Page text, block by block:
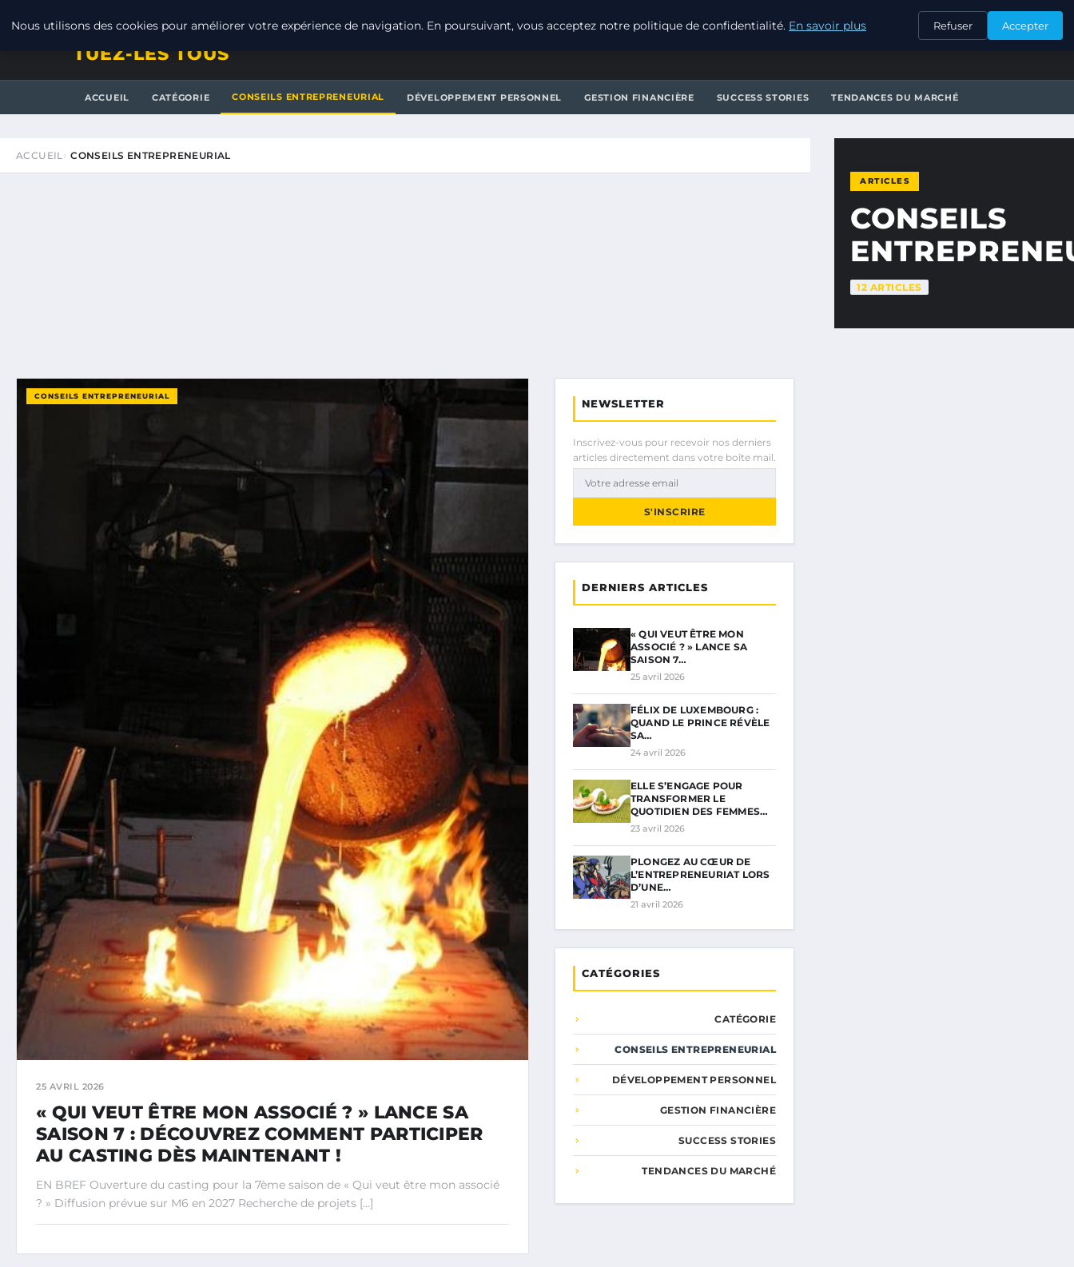
CONTACT
TUEZ-LES TOUS
ACCUEIL CATÉGORIE CONSEILS ENTREPRENEURIAL DÉVELOPPEMENT PERSONNEL GESTION FINANCIÈRE SUCCESS STORIES TENDANCES DU MARCHÉ
ACCUEIL CONSEILS ENTREPRENEURIAL
ARTICLES
CONSEILS
12 ARTICLES
CONSEILS ENTREPRENEURIAL
25 AVRIL 2026
« QUI VEUT ÊTRE MON ASSOCIÉ ? » LANCE SA
SAISON 7 : DÉCOUVREZ COMMENT PARTICIPER
AU CASTING DÈS MAINTENANT !
EN BREF Ouverture du casting pour la 7ème saison de « Qui veut être mon associé
? » Diffusion prévue sur M6 en 2027 Recherche de projets […]
NEWSLETTER
Inscrivez-vous pour recevoir nos derniers
articles directement dans votre boîte mail.
S'INSCRIRE
DERNIERS ARTICLES
« QUI VEUT ÊTRE MON
ASSOCIÉ ? » LANCE SA
SAISON 7…
25 avril 2026
FÉLIX DE LUXEMBOURG :
QUAND LE PRINCE RÉVÈLE
SA…
24 avril 2026
ELLE S’ENGAGE POUR
TRANSFORMER LE
QUOTIDIEN DES FEMMES…
23 avril 2026
PLONGEZ AU CŒUR DE
L’ENTREPRENEURIAT LORS
D’UNE…
21 avril 2026
CATÉGORIES
CATÉGORIE
CONSEILS ENTREPRENEURIAL
DÉVELOPPEMENT PERSONNEL
GESTION FINANCIÈRE
SUCCESS STORIES
TENDANCES DU MARCHÉ
Nous utilisons des cookies pour améliorer votre expérience de navigation. En poursuivant, vous acceptez notre politique de confidentialité. En savoir plus Refuser Accepter